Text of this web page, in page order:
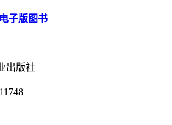
子版图书
出版社